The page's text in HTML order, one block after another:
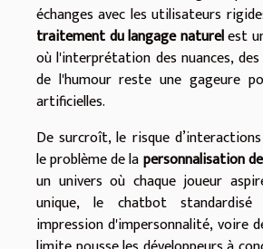
échanges avec les utilisateurs
traitement du langage naturelest
où l'interprétation des nuances,
de l'humour reste une gageure
artificielles.
De surcroît, le risque
le problème de lapersonnalisation
un univers où chaque joueur
unique, le chatbot
impression d'impersonnalité, voire